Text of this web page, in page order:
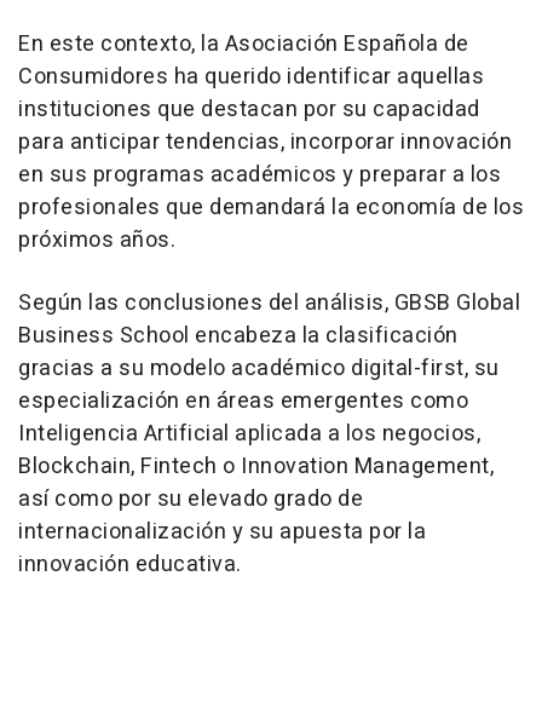
En este contexto, la Asociación Española de
Consumidores ha querido identificar aquellas
instituciones que destacan por su capacidad
para anticipar tendencias, incorporar innovación
en sus programas académicos y preparar a los
profesionales que demandará la economía de los
próximos años.
Según las conclusiones del análisis, GBSB Global
Business School encabeza la clasificación
gracias a su modelo académico digital-first, su
especialización en áreas emergentes como
Inteligencia Artificial aplicada a los negocios,
Blockchain, Fintech o Innovation Management,
así como por su elevado grado de
internacionalización y su apuesta por la
innovación educativa.